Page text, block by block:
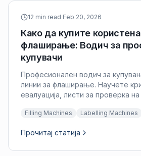
12 min read·Feb 20, 2026
Како да купите користена
флаширање: Водич за
купувачи
Професионален водич за
линии за флаширање. Научете
евалуација, листи за проверка на
за производство на пијалоци.
Filling Machines Labelling Machines
Прочитај статија